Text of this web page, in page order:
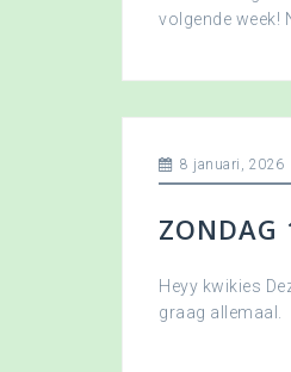
volgende week!
8 januari, 2026
ZONDAG
Heyy kwikies
graag allemaal.